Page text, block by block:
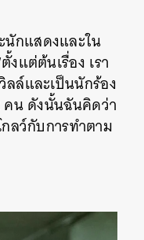
นักแสดงและใน
แต่ต้นเรื่อง เรา
ล์และเป็นนักร้อง
คน ดังนั้นฉันคิดว่า
ลว์กับการทำตาม